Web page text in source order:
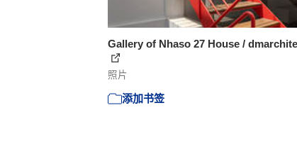
Gallery of Nhaso 27 House /
照片
添加书签